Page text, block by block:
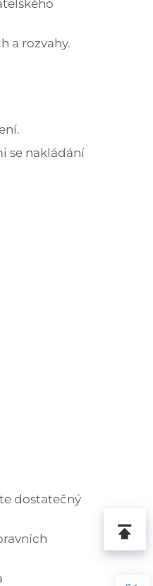
a rozvahy.
se nakládání
dostatečný